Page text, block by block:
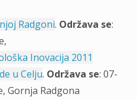
Radgoni. Održava se:
Inovacija 2011
u Celju. Održava se: 07-
Gornja Radgona